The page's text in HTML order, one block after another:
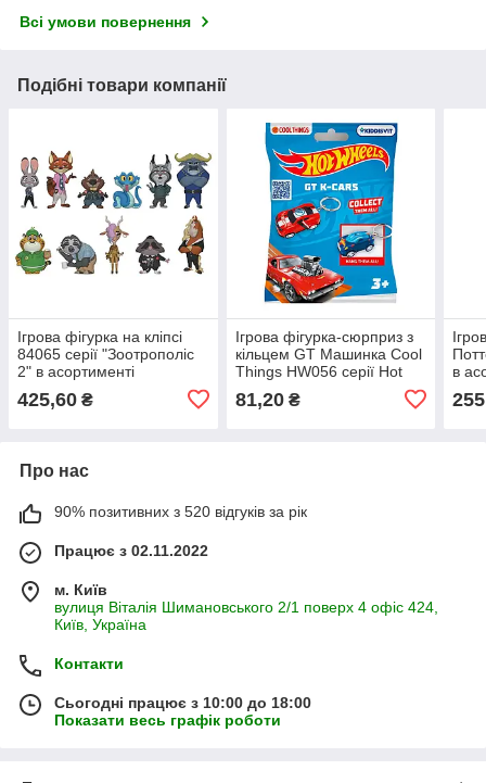
Всі умови повернення
Подібні товари компанії
Ігрова фігурка на кліпсі
84065 серії "Зоотрополіс
2" в асортименті
425,60 ₴
Ігрова фігурка-сюрприз з
кільцем GT Машинка Cool
Things HW056 серії Hot
81,20₴
в
255
Про нас
90% позитивних з 520 відгуків за рік
Працює з 02.11.2022
м. Київ
вулиця Віталія Шимановського 2/1 поверх 4 офіс 424,
Київ, Україна
Контакти
Сьогодні працює з 10:00 до 18:00
Показати весь графік роботи